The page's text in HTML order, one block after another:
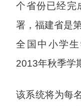
个省份已经完
署，福建省是
全国中小学
2013年秋季学
该系统将为每